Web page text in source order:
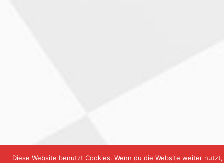
Diese Website benutzt Cookies. Wenn du die Website weiter